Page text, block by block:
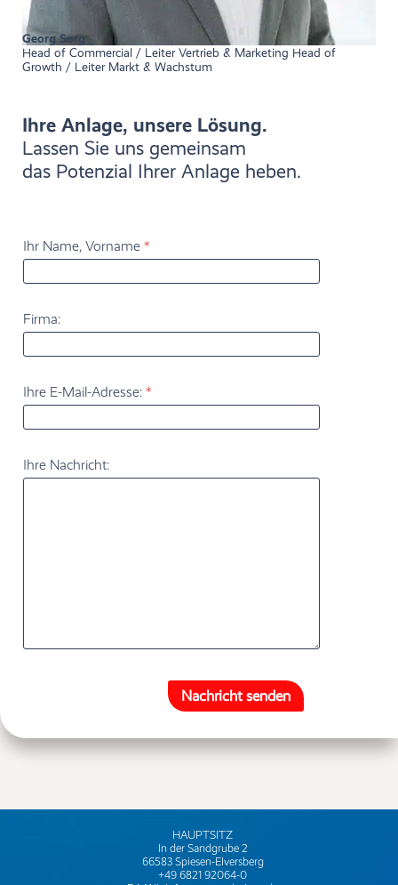
Georg Sorg
Head of Commercial / Leiter Vertrieb & Marketing Head of
Growth / Leiter Markt & Wachstum
Ihre Anlage, unsere Lösung.
Lassen Sie uns gemeinsam
das Potenzial Ihrer Anlage heben.
Ihr Name, Vorname *
Firma:
Ihre E-Mail-Adresse: *
Ihre Nachricht:
Nachricht senden
HAUPTSITZ
In der Sandgrube 2
66583 Spiesen-Elversberg
+49 6821 92064-0